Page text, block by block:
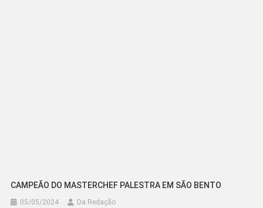
CAMPEÃO DO MASTERCHEF PALESTRA EM SÃO BENTO
05/05/2024 Da Redação